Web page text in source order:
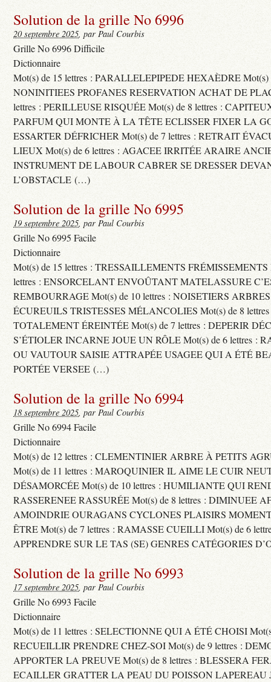
Solution de la grille No 6996
20 septembre 2025, par Paul Courbis
Grille No 6996 Difficile
Dictionnaire
Mot(s) de 15 lettres : PARALLELEPIPEDE HEXAÈDRE Mot(s)
NONINITIEES PROFANES RESERVATION ACHAT DE
lettres : PERILLEUSE RISQUÉE Mot(s) de 8 lettres :
PARFUM QUI MONTE À LA TÊTE ECLISSER FIXER LA
ESSARTER DÉFRICHER Mot(s) de 7 lettres : RETRAIT
LIEUX Mot(s) de 6 lettres : AGACEE IRRITÉE ARAIRE
INSTRUMENT DE LABOUR CABRER SE DRESSER
L’OBSTACLE (…)
Solution de la grille No 6995
19 septembre 2025, par Paul Courbis
Grille No 6995 Facile
Dictionnaire
Mot(s) de 15 lettres : TRESSAILLEMENTS FRÉMISSEMENTS
lettres : ENSORCELANT ENVOÛTANT MATELASSURE
REMBOURRAGE Mot(s) de 10 lettres : NOISETIERS
ÉCUREUILS TRISTESSES MÉLANCOLIES Mot(s) de 8
TOTALEMENT ÉREINTÉE Mot(s) de 7 lettres : DEPERIR
S’ÉTIOLER INCARNE JOUE UN RÔLE Mot(s) de 6 lettres :
OU VAUTOUR SAISIE ATTRAPÉE USAGEE QUI A ÉTÉ
PORTÉE VERSEE (…)
Solution de la grille No 6994
18 septembre 2025, par Paul Courbis
Grille No 6994 Facile
Dictionnaire
Mot(s) de 12 lettres : CLEMENTINIER ARBRE À PETITS
Mot(s) de 11 lettres : MAROQUINIER IL AIME LE CUIR
DÉSAMORCÉE Mot(s) de 10 lettres : HUMILIANTE QUI
RASSERENEE RASSURÉE Mot(s) de 8 lettres : DIMINUEE
AMOINDRIE OURAGANS CYCLONES PLAISIRS
ÊTRE Mot(s) de 7 lettres : RAMASSE CUEILLI Mot(s) de 6
APPRENDRE SUR LE TAS (SE) GENRES CATÉGORIES
Solution de la grille No 6993
17 septembre 2025, par Paul Courbis
Grille No 6993 Facile
Dictionnaire
Mot(s) de 11 lettres : SELECTIONNE QUI A ÉTÉ CHOISI
RECUEILLIR PRENDRE CHEZ-SOI Mot(s) de 9 lettres :
APPORTER LA PREUVE Mot(s) de 8 lettres : BLESSERA
ECAILLER GRATTER LA PEAU DU POISSON LAPEREAU